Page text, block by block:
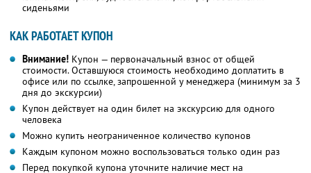
сиденьями
КАК РАБОТАЕТ КУПОН
Внимание! Купон — первоначальный взнос от общей
стоимости. Оставшуюся стоимость необходимо доплатить в
офисе или по ссылке, запрошенной у менеджера (минимум за 3
дня до экскурсии)
Купон действует на один билет на экскурсию для одного
человека
Можно купить неограниченное количество купонов
Каждым купоном можно воспользоваться только один раз
Перед покупкой купона уточните наличие мест на